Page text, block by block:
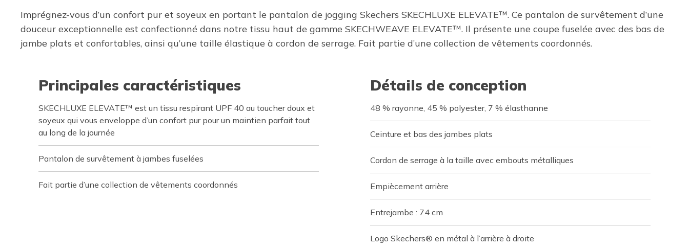
Imprégnez-vous d’un confort pur et soyeux en portant le pantalon de jogging Skechers SKECHLUXE ELEVATE™. Ce pantalon de survêtement d’une
douceur exceptionnelle est confectionné dans notre tissu haut de gamme SKECHWEAVE ELEVATE™. Il présente une coupe fuselée avec des bas de
jambe plats et confortables, ainsi qu’une taille élastique à cordon de serrage. Fait partie d’une collection de vêtements coordonnés.
Principales caractéristiques
SKECHLUXE ELEVATE™ est un tissu respirant UPF 40 au toucher doux et
soyeux qui vous enveloppe d’un confort pur pour un maintien parfait tout
au long de la journée
Pantalon de survêtement à jambes fuselées
Fait partie d’une collection de vêtements coordonnés
Détails de conception
48 % rayonne, 45 % polyester, 7 % élasthanne
Ceinture et bas des jambes plats
Cordon de serrage à la taille avec embouts métalliques
Empiècement arrière
Entrejambe : 74 cm
Logo Skechers® en métal à l’arrière à droite